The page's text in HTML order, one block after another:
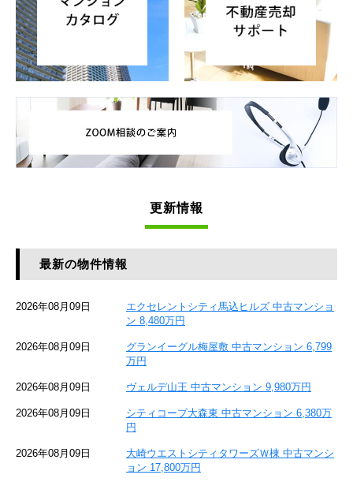
更新情報
最新の物件情報
2026年08月09日
エクセレントシティ馬込ヒルズ 中古マンショ
ン 8,480万円
2026年08月09日
グランイーグル梅屋敷 中古マンション 6,799
万円
2026年08月09日 ヴェルデ山王 中古マンション 9,980万円
2026年08月09日
シティコープ大森東 中古マンション 6,380万
円
2026年08月09日
大崎ウエストシティタワーズＷ棟 中古マンシ
ョン 17,800万円